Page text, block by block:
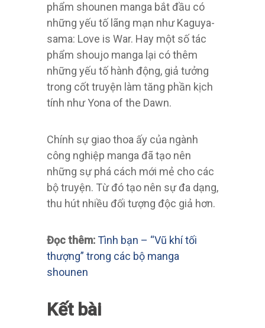
phẩm shounen manga bắt đầu có
những yếu tố lãng mạn như Kaguya-
sama: Love is War. Hay một số tác
phẩm shoujo manga lại có thêm
những yếu tố hành động, giả tưởng
trong cốt truyện làm tăng phần kịch
tính như Yona of the Dawn.
Chính sự giao thoa ấy của ngành
công nghiệp manga đã tạo nên
những sự phá cách mới mẻ cho các
bộ truyện. Từ đó tạo nên sự đa dạng,
thu hút nhiều đối tượng độc giả hơn.
Đọc thêm:Tình bạn – “Vũ khí tối
thượng” trong các bộ manga
shounen
Kết bài